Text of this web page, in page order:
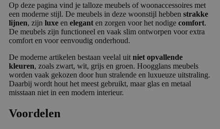
Op deze pagina vind je talloze meubels of woonaccessoires met
een moderne stijl. De meubels in deze woonstijl hebben strakke
lijnen, zijn luxe en elegant en zorgen voor het nodige comfort.
De meubels zijn functioneel en vaak slim ontworpen voor extra
comfort en voor eenvoudig onderhoud.
De moderne artikelen bestaan veelal uit niet opvallende
kleuren, zoals zwart, wit, grijs en groen. Hoogglans meubels
worden vaak gekozen door hun stralende en luxueuze uitstraling.
Daarbij wordt hout het meest gebruikt, maar glas en metaal
misstaan niet in een modern interieur.
Voordelen